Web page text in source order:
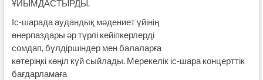
ҰЙЫМДАСТЫРДЫ.
Іс-шарада аудандық мәдениет үйінің
өнерпаздары әр түрлі кейіпкерлерді
сомдап, бүлдіршіндер мен балаларға
көтеріңкі көңіл күй сыйлады. Мерекелік іс-шара концерттік
бағдарламаға